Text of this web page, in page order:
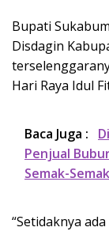
Bupati
Disdagin
Hari Raya Idul
Baca Juga :
Penjual
Semak-Semak
“Setidaknya